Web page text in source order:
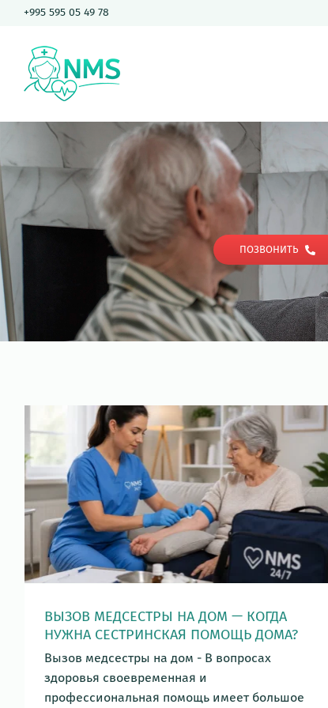
content
+995 595 05 49 78
ПОЗВОНИТЬ
ВЫЗОВ МЕДСЕСТРЫ НА ДОМ — КОГДА
НУЖНА СЕСТРИНСКАЯ ПОМОЩЬ ДОМА?
Вызов медсестры на дом - В вопросах
здоровья своевременная и
профессиональная помощь имеет большое